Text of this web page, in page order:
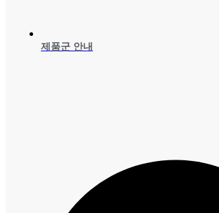
제품군 안내